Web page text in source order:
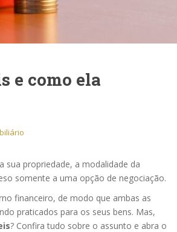
e como ela
sua propriedade, a modalidade da
somente a uma opção de negociação.
financeiro, de modo que ambas as
praticados para os seus bens. Mas,
? Confira tudo sobre o assunto e abra o